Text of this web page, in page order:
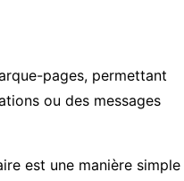
pages, permettant
ou des messages
est une manière simple